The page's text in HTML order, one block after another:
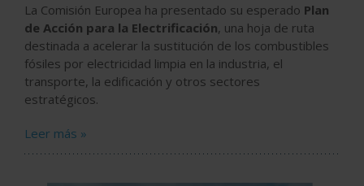
La Comisión Europea ha presentado su esperado Plan
de Acción para la Electrificación, una hoja de ruta
destinada a acelerar la sustitución de los combustibles
fósiles por electricidad limpia en la industria, el
transporte, la edificación y otros sectores
estratégicos.
Leer más »